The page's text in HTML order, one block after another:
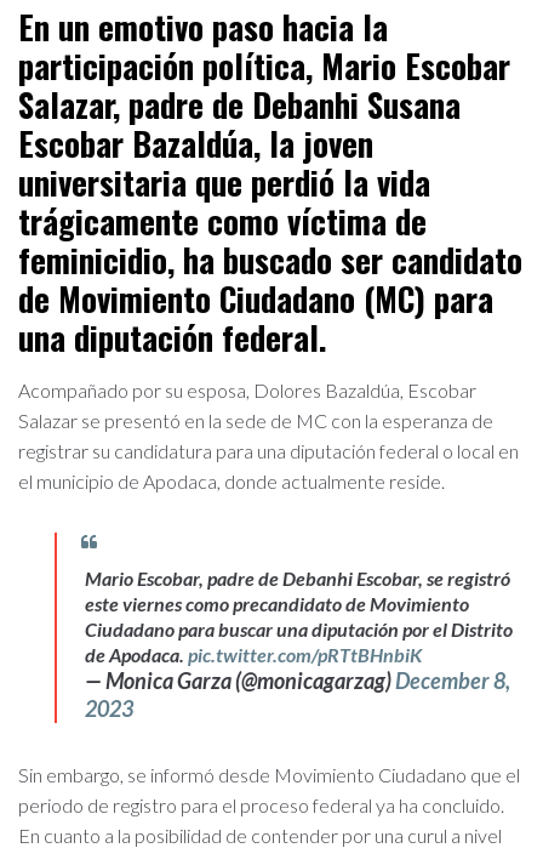
En un emotivo paso hacia la
participación política, Mario Escobar
Salazar, padre de Debanhi Susana
Escobar Bazaldúa, la joven
universitaria que perdió la vida
trágicamente como víctima de
feminicidio, ha buscado ser candidato
de Movimiento Ciudadano (MC) para
una diputación federal.
Acompañado por su esposa, Dolores Bazaldúa, Escobar
Salazar se presentó en la sede de MC con la esperanza de
registrar su candidatura para una diputación federal o local en
el municipio de Apodaca, donde actualmente reside.
Mario Escobar, padre de Debanhi Escobar, se registró
este viernes como precandidato de Movimiento
Ciudadano para buscar una diputación por el Distrito
de Apodaca. pic.twitter.com/pRTtBHnbiK
— Monica Garza (@monicagarzag)December 8,
2023
Sin embargo, se informó desde Movimiento Ciudadano que el
periodo de registro para el proceso federal ya ha concluido.
En cuanto a la posibilidad de contender por una curul a nivel